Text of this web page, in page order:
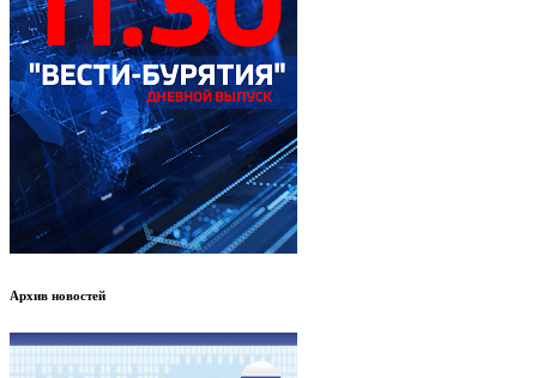
Архив новостей